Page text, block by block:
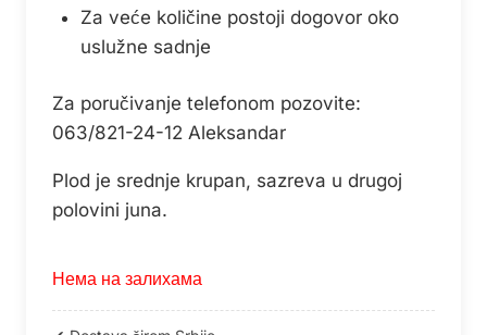
Za veće količine postoji dogovor oko
uslužne sadnje
Za poručivanje telefonom pozovite:
063/821-24-12 Aleksandar
Plod je srednje krupan, sazreva u drugoj
polovini juna.
Нема на залихама